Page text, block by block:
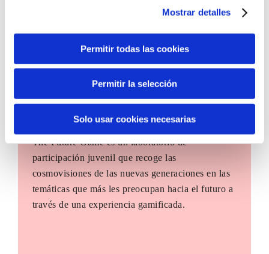
Mostrar detalles
Permitir todas las cookies
Permitir la selección
Solo usar cookies necesarias
The Future Game
The Future Game es un laboratorio de
participación juvenil que recoge las
cosmovisiones de las nuevas generaciones en las
temáticas que más les preocupan hacia el futuro a
través de una experiencia gamificada.